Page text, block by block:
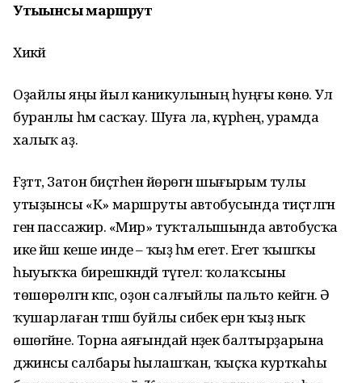
Утыҙынсы маршрут
Хикәйә
Оҙайлы яңы йыл каникулының һуңғы көнө. Ул
буранлы һәм сасҡау. Шуға ла, күрәһең, урамда
халыҡ аҙ.
Ғәҙәттә, Затон биҫтәһенә йөрөгән шығырым тулы
утыҙынсы «К» маршруты автобусында тиҫтәләгән
генә пассажир. «Мир» туҡталышында автобусҡа
ике йәш кеше инде – ҡыҙ һәм егет. Егет ҡышҡы
һыуыҡҡа бирешкәндәй түгел: ҡолаҡсыны
төшөрөлгән кәпәс, оҙон салғыйлы пальто кейгән. Ә
ҡушарлаған тәпәш буйлы сибек ерән ҡыҙ ныҡ
өшөгәйне. Торна аяғындай нәҙек балтырҙарына
джинсы салбары һылашҡан, ҡыҫҡа курткаһы